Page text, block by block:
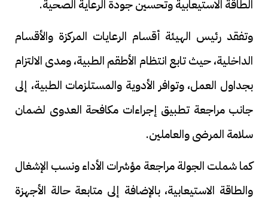
الطاقة الاستيعابية وتحسين جودة الرعاية الصحية.
وتفقد رئيس الهيئة أقسام الرعايات المركزة والأقسام
الداخلية، حيث تابع انتظام الأطقم الطبية، ومدى الالتزام
بجداول العمل، وتوافر الأدوية والمستلزمات الطبية، إلى
جانب مراجعة تطبيق إجراءات مكافحة العدوى لضمان
سلامة المرضى والعاملين.
كما شملت الجولة مراجعة مؤشرات الأداء ونسب الإشغال
والطاقة الاستيعابية، بالإضافة إلى متابعة حالة الأجهزة